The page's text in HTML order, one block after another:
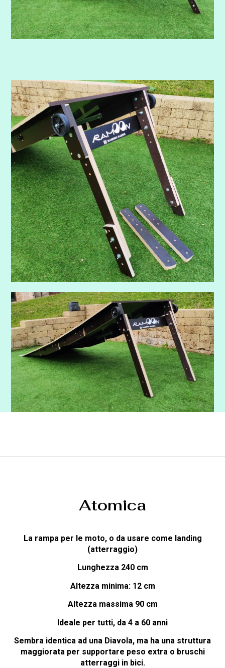
Atomica
La rampa per le moto, o da usare come landing
(atterraggio)
Lunghezza 240 cm
Altezza minima: 12 cm
Altezza massima 90 cm
Ideale per tutti, da 4 a 60 anni
Sembra identica ad una Diavola, ma ha una struttura
maggiorata per supportare peso extra o bruschi
atterraggi in bici.